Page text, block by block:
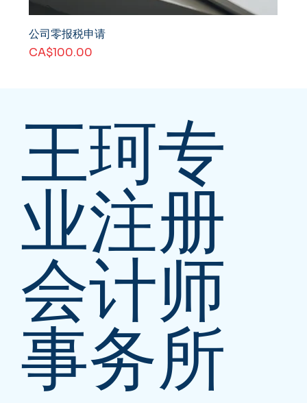
公司零报税申请
價格
CA$100.00
王珂专
业注册
会计师
事务所